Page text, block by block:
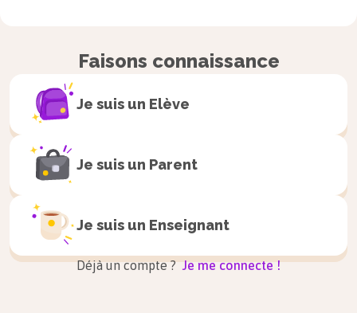
Faisons connaissance
Je suis un Elève
Je suis un Parent
Je suis un Enseignant
Déjà un compte ? Je me connecte !